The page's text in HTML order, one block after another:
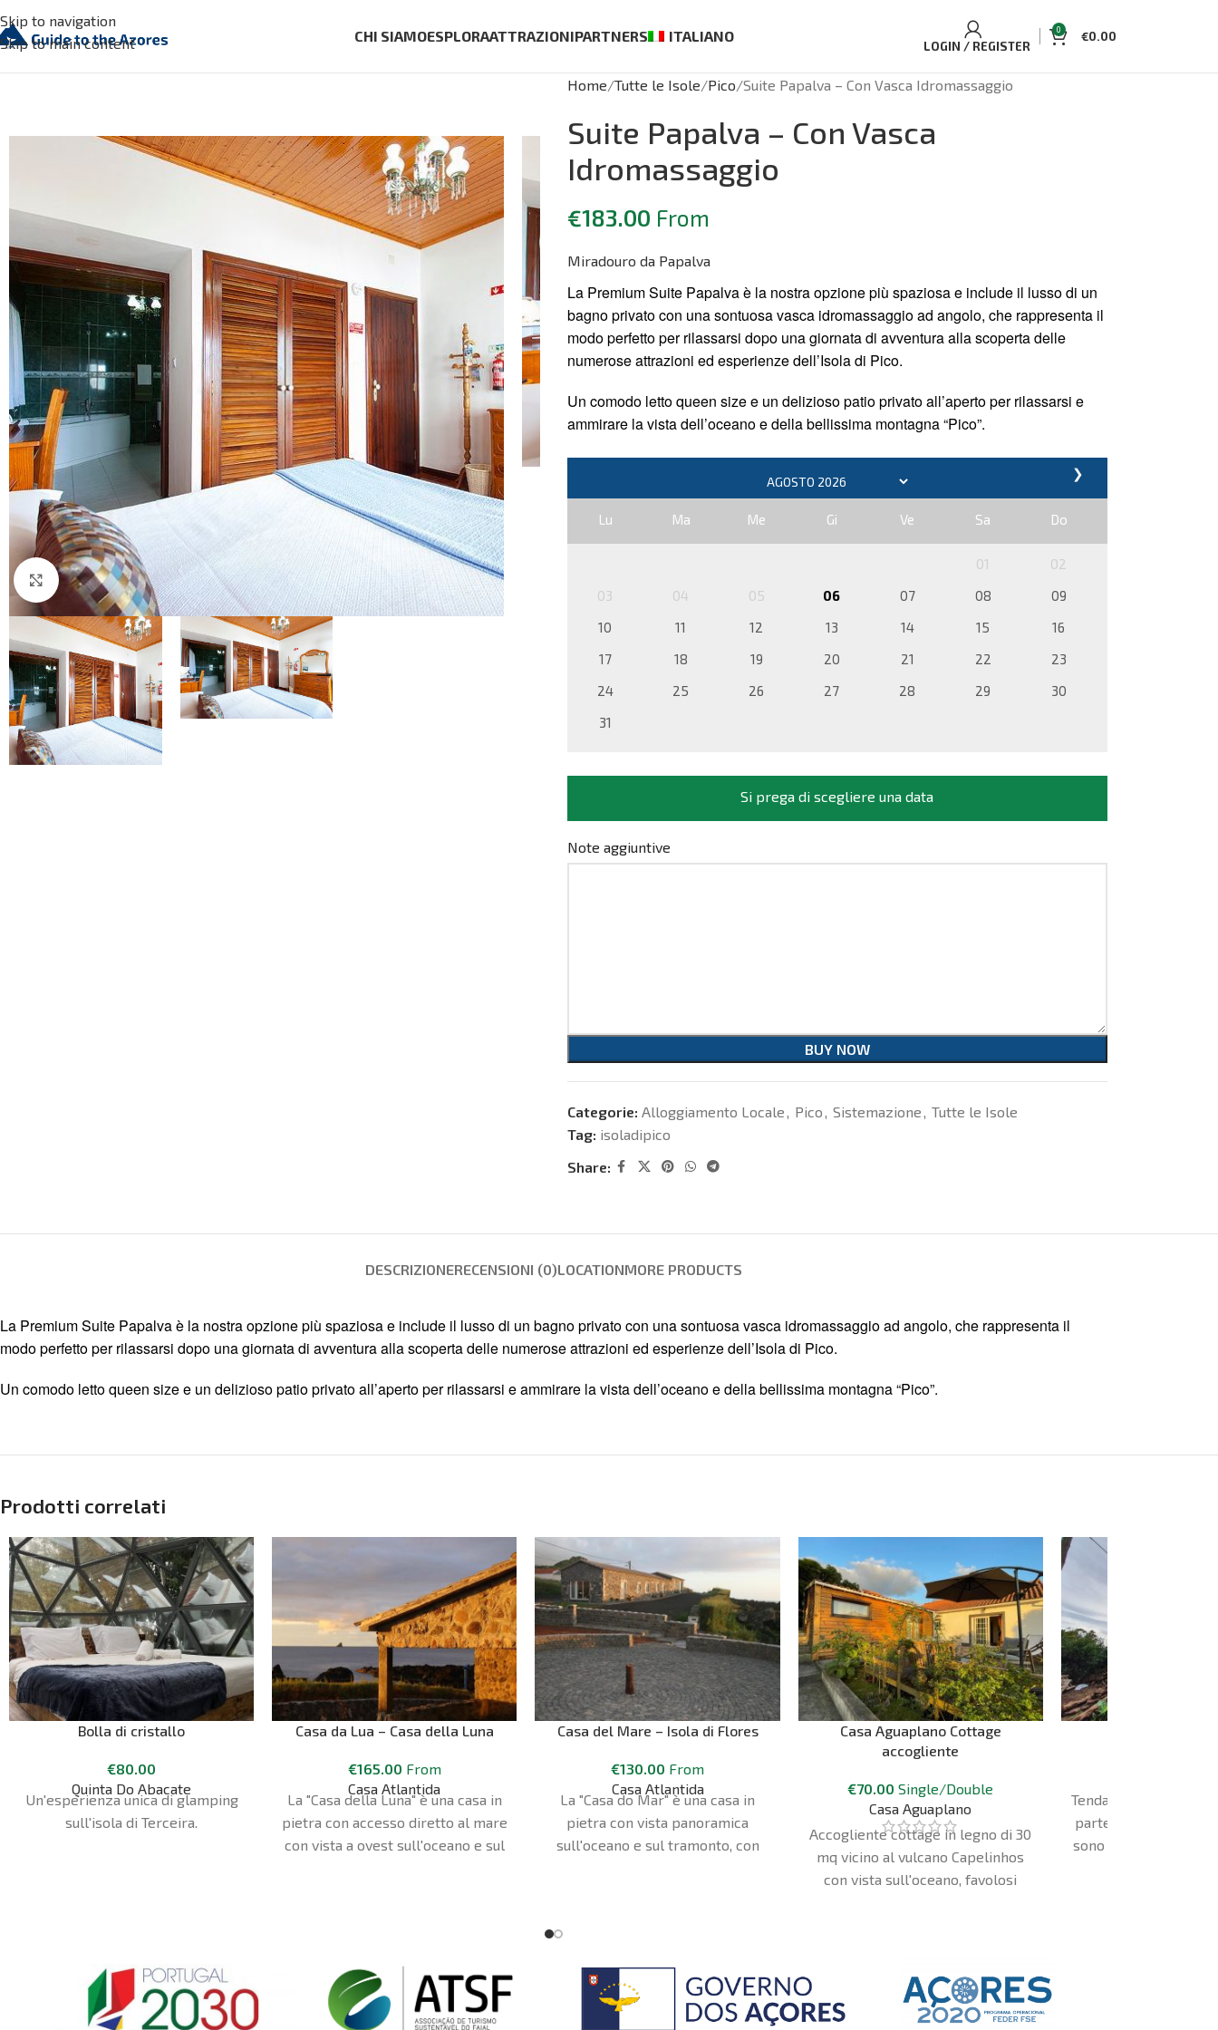
Skip to navigation
Skip to main content
CHI SIAMOESPLORAATTRAZIONIPARTNERS ITALIANO
LOGIN / REGISTER
0 €0.00
Click to enlarge
Home Tutte le Isole Pico Suite Papalva – Con Vasca Idromassaggio
Suite Papalva – Con Vasca
Idromassaggio
€183.00 From
Miradouro da Papalva
La Premium Suite Papalva è la nostra opzione più spaziosa e include il lusso di un
bagno privato con una sontuosa vasca idromassaggio ad angolo, che rappresenta il
modo perfetto per rilassarsi dopo una giornata di avventura alla scoperta delle
numerose attrazioni ed esperienze dell’Isola di Pico.
Un comodo letto queen size e un delizioso patio privato all’aperto per rilassarsi e
ammirare la vista dell’oceano e della bellissima montagna “Pico”.
❯
Lu Ma Me Gi Ve Sa Do
01
02
03
04 05 06 07 08
09
10
11 12 13 14 15
16
17
18 19 20 21 22
23
24
25 26 27 28 29
30
31
Si prega di scegliere una data
Note aggiuntive
BUY NOW
Categorie: Alloggiamento Locale, Pico, Sistemazione, Tutte le Isole
Tag: isoladipico
Share:
DESCRIZIONERECENSIONI (0)LOCATIONMORE PRODUCTS
La Premium Suite Papalva è la nostra opzione più spaziosa e include il lusso di un bagno privato con una sontuosa vasca idromassaggio ad angolo, che rappresenta il
modo perfetto per rilassarsi dopo una giornata di avventura alla scoperta delle numerose attrazioni ed esperienze dell’Isola di Pico.
Un comodo letto queen size e un delizioso patio privato all’aperto per rilassarsi e ammirare la vista dell’oceano e della bellissima montagna “Pico”.
Prodotti correlati
Bolla di cristallo
€80.00
Quinta Do Abacate
Un'esperienza unica di glamping
sull'isola di Terceira.
Casa da Lua – Casa della Luna
€165.00 From
Casa Atlantida
La "Casa della Luna" è una casa in
pietra con accesso diretto al mare
con vista a ovest sull'oceano e sul
Casa del Mare – Isola di Flores
€130.00 From
Casa Atlantida
La "Casa do Mar" è una casa in
pietra con vista panoramica
sull'oceano e sul tramonto, con
singolo e televisione, un bagno e
(lavastoviglie e utensili per la
casa). La biancheria da letto e gli
asciugamani sono forniti. Ti
Casa Aguaplano Cottage
accogliente
€70.00 Single/Double
Casa Aguaplano
Accogliente cottage in legno di 30
mq vicino al vulcano Capelinhos
con vista sull'oceano, favolosi
Tenda sospesa a 3 m
parte frontale e
sono trasparenti e